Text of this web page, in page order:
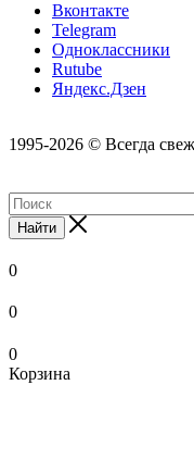
Вконтакте
Telegram
Одноклассники
Rutube
Яндекс.Дзен
1995-2026 © Всегда
Найти
0
0
0
Корзина